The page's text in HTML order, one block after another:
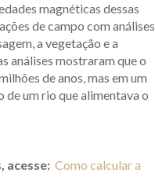
magnéticas dessas
de campo com análises
a vegetação e a
análises mostraram que o
de anos, mas em um
de um rio que alimentava o
acesse: Como calcular a